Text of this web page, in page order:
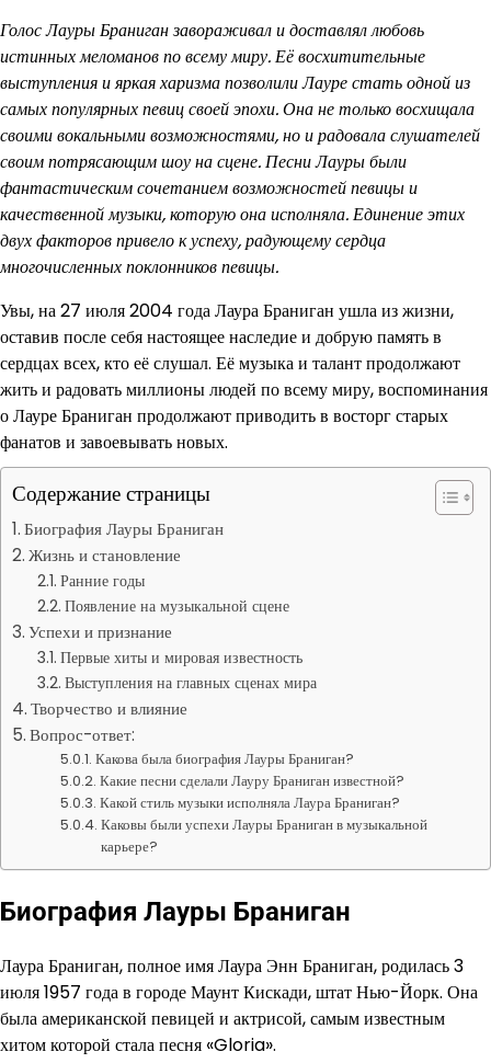
Голос Лауры Браниган завораживал и доставлял любовь
истинных меломанов по всему миру. Её восхитительные
выступления и яркая харизма позволили Лауре стать одной из
самых популярных певиц своей эпохи. Она не только восхищала
своими вокальными возможностями, но и радовала слушателей
своим потрясающим шоу на сцене. Песни Лауры были
фантастическим сочетанием возможностей певицы и
качественной музыки, которую она исполняла. Единение этих
двух факторов привело к успеху, радующему сердца
многочисленных поклонников певицы.
Увы, на 27 июля 2004 года Лаура Браниган ушла из жизни,
оставив после себя настоящее наследие и добрую память в
сердцах всех, кто её слушал. Её музыка и талант продолжают
жить и радовать миллионы людей по всему миру, воспоминания
о Лауре Браниган продолжают приводить в восторг старых
фанатов и завоевывать новых.
Содержание страницы
Биография Лауры Браниган
Жизнь и становление
Ранние годы
Появление на музыкальной сцене
Успехи и признание
Первые хиты и мировая известность
Выступления на главных сценах мира
Творчество и влияние
Вопрос-ответ:
Какова была биография Лауры Браниган?
Какие песни сделали Лауру Браниган известной?
Какой стиль музыки исполняла Лаура Браниган?
Каковы были успехи Лауры Браниган в музыкальной
карьере?
Биография Лауры Браниган
Лаура Браниган, полное имя Лаура Энн Браниган, родилась 3
июля 1957 года в городе Маунт Кискади, штат Нью-Йорк. Она
была американской певицей и актрисой, самым известным
хитом которой стала песня «Gloria».